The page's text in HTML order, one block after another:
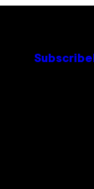
Subscribe